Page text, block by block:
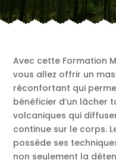
Avec cette Formation
vous allez offrir un
réconfortant qui
bénéficier d’un lâcher
volcaniques qui
continue sur le corps.
possède ses
non seulement la